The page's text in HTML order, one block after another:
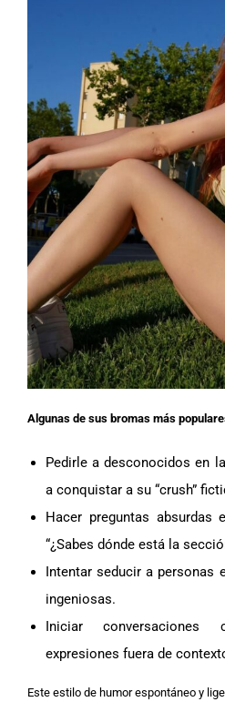
Algunas de sus bromas más
Pedirle a desconocidos en
a conquistar a su “crush”
Hacer preguntas absurdas
“¿Sabes dónde está la
Intentar seducir a personas
ingeniosas.
Iniciar conversaciones
expresiones fuera de
Este estilo de humor espontáneo y